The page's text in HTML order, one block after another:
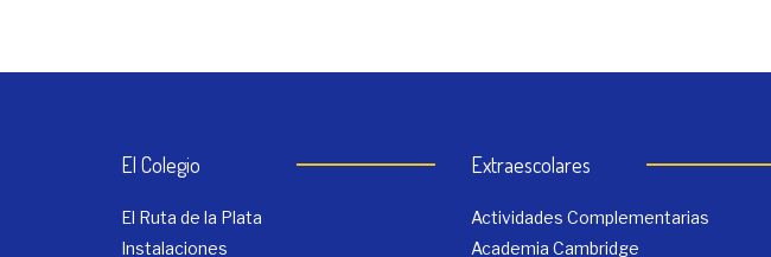
El Colegio
El Ruta de la Plata
Instalaciones
Extraescolares
Actividades Complementarias
Academia Cambridge